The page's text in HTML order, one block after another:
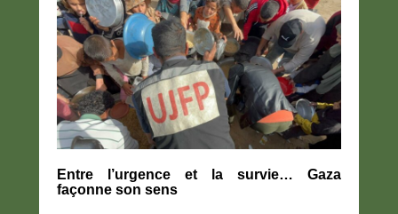
Entre l’urgence et la survie… Gaza
façonne son sens